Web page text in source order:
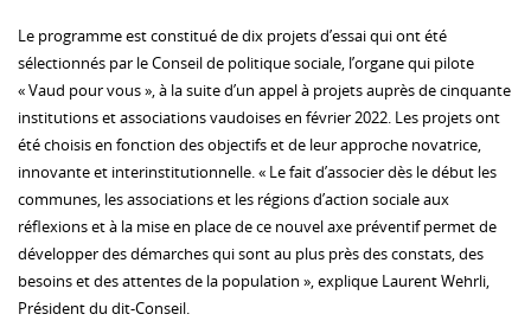
Le programme est constitué de dix projets d’essai qui ont été
sélectionnés par le Conseil de politique sociale, l’organe qui pilote
« Vaud pour vous », à la suite d’un appel à projets auprès de cinquante
institutions et associations vaudoises en février 2022. Les projets ont
été choisis en fonction des objectifs et de leur approche novatrice,
innovante et interinstitutionnelle. « Le fait d’associer dès le début les
communes, les associations et les régions d’action sociale aux
réflexions et à la mise en place de ce nouvel axe préventif permet de
développer des démarches qui sont au plus près des constats, des
besoins et des attentes de la population », explique Laurent Wehrli,
Président du dit-Conseil.